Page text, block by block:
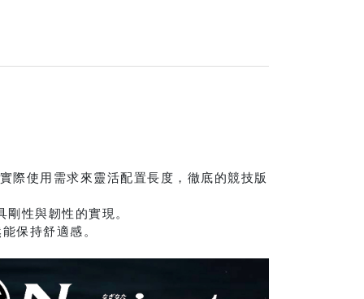
使用需求來靈活配置長度，徹底的競技版
性與韌性的實現。
保持舒適感。